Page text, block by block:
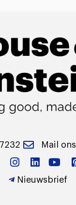
Mail ons
Nieuwsbrief